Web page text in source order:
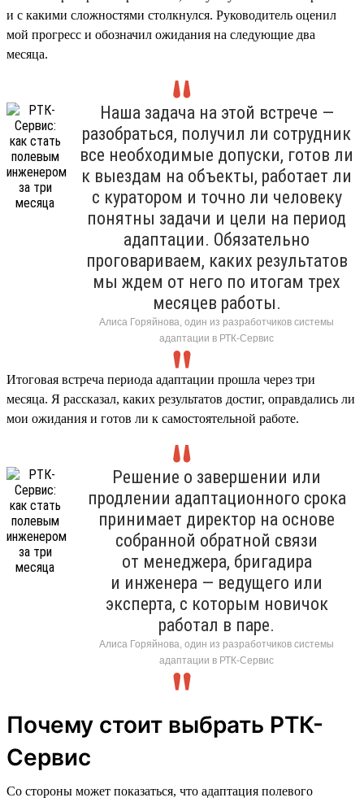
и с какими сложностями столкнулся. Руководитель оценил
мой прогресс и обозначил ожидания на следующие два
месяца.
Наша задача на этой встрече —
разобраться, получил ли сотрудник
все необходимые допуски, готов ли
к выездам на объекты, работает ли
с куратором и точно ли человеку
понятны задачи и цели на период
адаптации. Обязательно
проговариваем, каких результатов
мы ждем от него по итогам трех
месяцев работы.
Алиса Горяйнова, один из разработчиков системы
адаптации в РТК-Сервис
Итоговая встреча периода адаптации прошла через три
месяца. Я рассказал, каких результатов достиг, оправдались ли
мои ожидания и готов ли к самостоятельной работе.
Решение о завершении или
продлении адаптационного срока
принимает директор на основе
собранной обратной связи
от менеджера, бригадира
и инженера — ведущего или
эксперта, с которым новичок
работал в паре.
Алиса Горяйнова, один из разработчиков системы
адаптации в РТК-Сервис
Почему стоит выбрать РТК-
Сервис
Со стороны может показаться, что адаптация полевого